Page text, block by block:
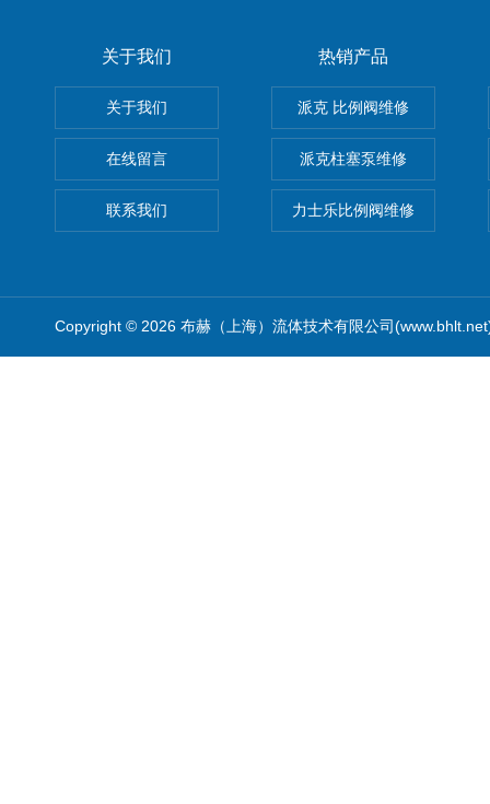
关于我们
关于我们
在线留言
联系我们
热销产品
派克 比例阀维修
派克柱塞泵维修
力士乐比例阀维修
Copyright © 2026 布赫（上海）流体技术有限公司